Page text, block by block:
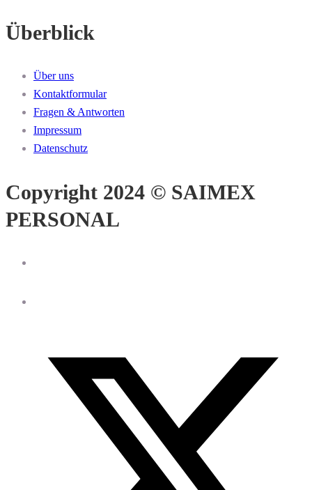
Überblick
Über uns
Kontaktformular
Fragen & Antworten
Impressum
Datenschutz
Copyright 2024 © SAIMEX
PERSONAL